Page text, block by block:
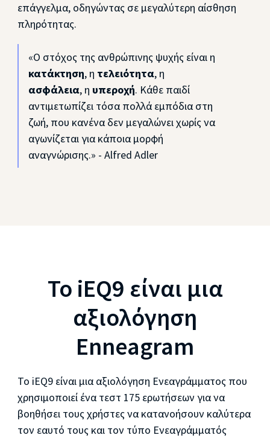
επάγγελμα, οδηγώντας σε μεγαλύτερη αίσθηση
πληρότητας.
«Ο στόχος της ανθρώπινης ψυχής είναι η
κατάκτηση, η τελειότητα, η
ασφάλεια, η υπεροχή. Κάθε παιδί
αντιμετωπίζει τόσα πολλά εμπόδια στη
ζωή, που κανένα δεν μεγαλώνει χωρίς να
αγωνίζεται για κάποια μορφή
αναγνώρισης.» - Alfred Adler
Το iEQ9 είναι μια
αξιολόγηση
Enneagram
Το iEQ9 είναι μια αξιολόγηση Ενεαγράμματος που
χρησιμοποιεί ένα τεστ 175 ερωτήσεων για να
βοηθήσει τους χρήστες να κατανοήσουν καλύτερα
τον εαυτό τους και τον τύπο Ενεαγράμματός